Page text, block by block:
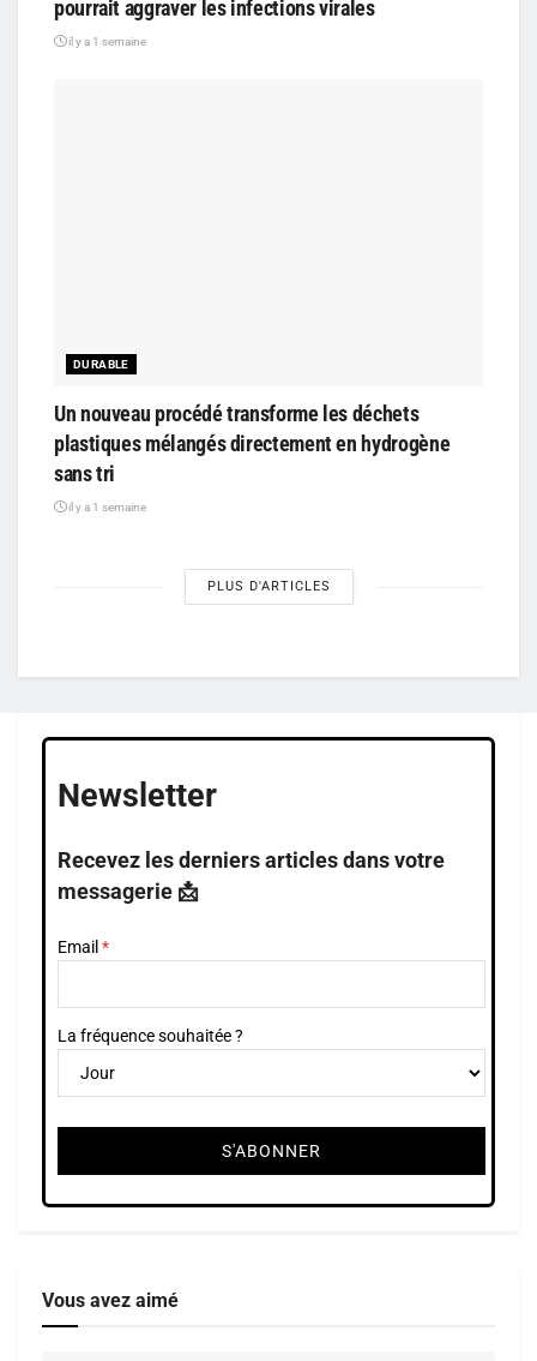
pourrait aggraver les infections virales
il y a 1 semaine
DURABLE
Un nouveau procédé transforme les déchets
plastiques mélangés directement en hydrogène
sans tri
il y a 1 semaine
PLUS D'ARTICLES
Newsletter
Recevez les derniers articles dans votre
messagerie 📩
Email
La fréquence souhaitée ?
Vous avez aimé